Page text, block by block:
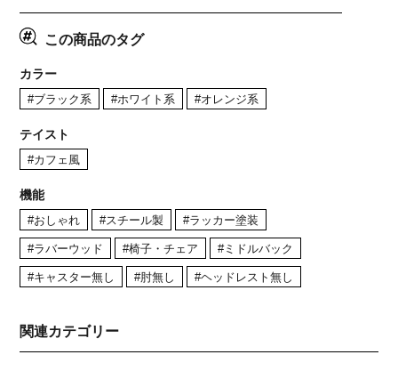
この商品のタグ
カラー
#ブラック系 #ホワイト系 #オレンジ系
テイスト
#カフェ風
機能
#おしゃれ #スチール製 #ラッカー塗装
#ラバーウッド #椅子・チェア #ミドルバック
#キャスター無し #肘無し #ヘッドレスト無し
関連カテゴリー